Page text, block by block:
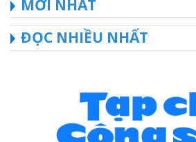
MỚI NHẤT
ĐỌC NHIỀU NHẤT